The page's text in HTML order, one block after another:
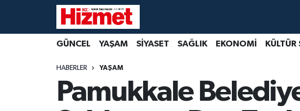
GÜNCEL YAŞAM SİYASET SAĞLIK EKONOMİ KÜLTÜR
HABERLER YAŞAM
Pamukkale
Denizli Nöbetçi Eczaneler
Denizli Trafik Yoğunluk Haritası